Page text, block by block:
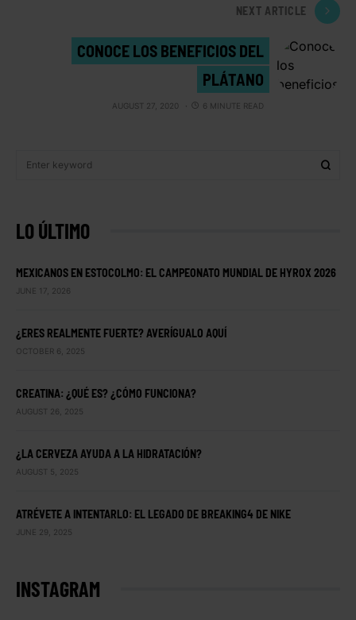
NEXT ARTICLE
CONOCE LOS BENEFICIOS DEL
PLÁTANO
AUGUST 27, 2020 6 MINUTE READ
LO ÚLTIMO
MEXICANOS EN ESTOCOLMO: EL CAMPEONATO MUNDIAL DE HYROX 2026
JUNE 17, 2026
¿ERES REALMENTE FUERTE? AVERÍGUALO AQUÍ
OCTOBER 6, 2025
CREATINA: ¿QUÉ ES? ¿CÓMO FUNCIONA?
AUGUST 26, 2025
¿LA CERVEZA AYUDA A LA HIDRATACIÓN?
AUGUST 5, 2025
ATRÉVETE A INTENTARLO: EL LEGADO DE BREAKING4 DE NIKE
JUNE 29, 2025
INSTAGRAM